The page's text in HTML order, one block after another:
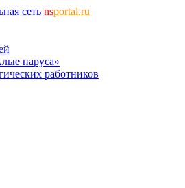
сеть nsportal.ru
паруса»
работников